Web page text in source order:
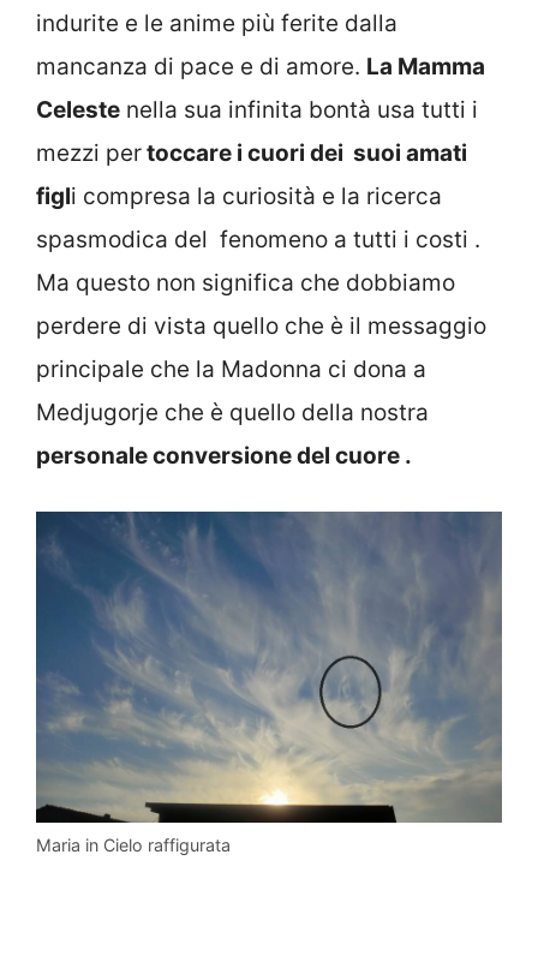
indurite e le anime più ferite dalla
mancanza di pace e di amore. La Mamma
Celeste nella sua infinita bontà usa tutti i
mezzi pertoccare i cuori dei suoi amati
figli compresa la curiosità e la ricerca
spasmodica del fenomeno a tutti i costi .
Ma questo non significa che dobbiamo
perdere di vista quello che è il messaggio
principale che la Madonna ci dona a
Medjugorje che è quello della nostra
personale conversione del cuore .
Maria in Cielo raffigurata